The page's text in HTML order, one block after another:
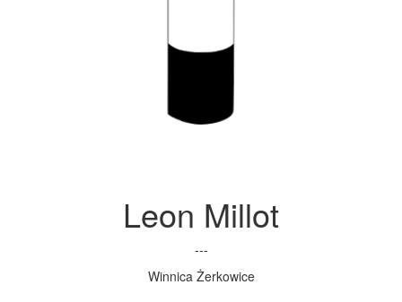
Leon Millot
---
Winnica Żerkowice